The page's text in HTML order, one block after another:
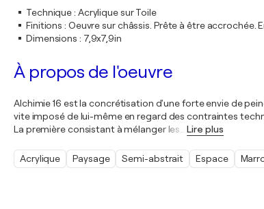
Technique: Acrylique sur Toile
Finitions : Oeuvre sur châssis. Prête à être accrochée.
Dimensions : 7,9x7,9in
À propos de l'oeuvre
Alchimie 16 est la concrétisation d'une forte envie de
vite imposé de lui-même en regard des contraintes
La première consistant à mélanger les
Lire plus
Acrylique Paysage Semi-abstrait Espace